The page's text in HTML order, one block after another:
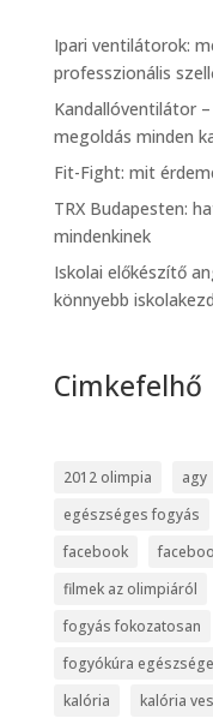
Ipari ventilátorok:
professzionális
Kandallóventilátor
megoldás minden
Fit-Fight: mit
TRX Budapesten:
mindenkinek
Iskolai előkészítő
könnyebb
Cimkefelhő
2012 olimpia agy
egészséges fogyás
facebook
filmek az olimpiáról
fogyás fokozatosan
fogyókúra
kalória
kalória